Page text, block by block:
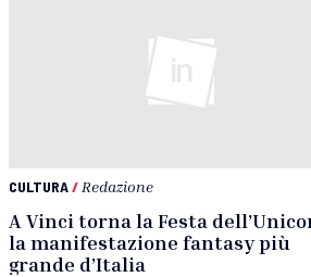
CULTURA/ Redazione
A Vinci torna la Festa
la manifestazione fantasy più
grande d’Italia